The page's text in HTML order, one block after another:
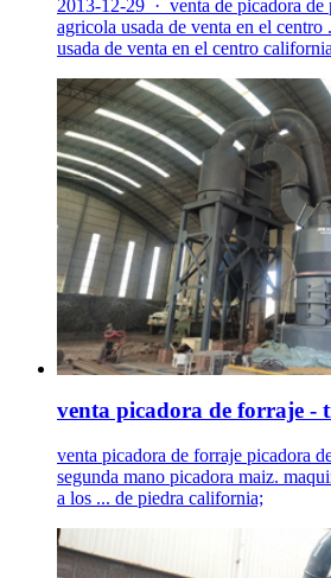
2013-12-29 · venta de picadora de
agricola usada de venta en el
usada de venta en el centro
venta picadora de forraje -
venta picadora de forraje picadora
segunda mano picadora maiz.
a los ... de piedra california;